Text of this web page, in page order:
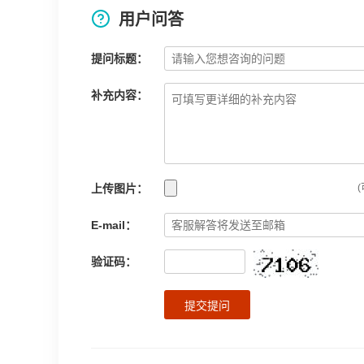
用户问答
提问标题：
补充内容：
上传图片： (
E-mail：
验证码：
提交提问